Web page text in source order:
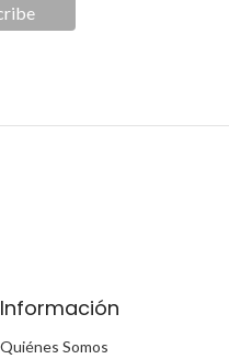
Información
Quiénes Somos